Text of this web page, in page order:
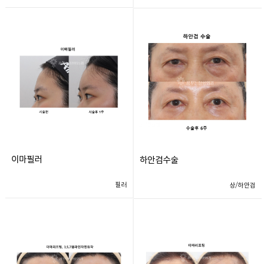
이마필러
필러
하안검수술
상/하안검